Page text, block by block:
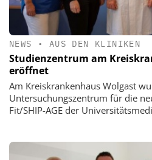
NEWS • AUS DEN KLINIKEN
Studienzentrum am
eröffnet
Am Kreiskrankenhaus Wolgast
Untersuchungszentrum für die
Fit/SHIP-AGE der